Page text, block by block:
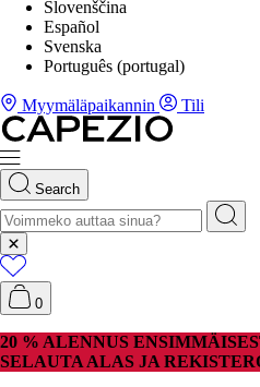
Slovenščina
Español
Svenska
Português (portugal)
Myymäläpaikannin Tili
Search
0
20 % ALENNUS
SELAUTA ALAS JA